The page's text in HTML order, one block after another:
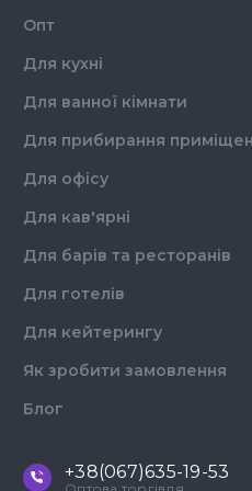
Опт
Для кухні
Для ванної кімнати
Для прибирання
Для офісу
Для кав'ярні
Для барів та ресторанів
Для готелів
Для кейтерингу
Як зробити замовлення
Блог
+38(067)635-19-53